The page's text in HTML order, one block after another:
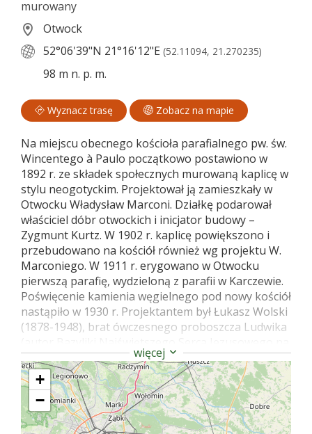
murowany
Otwock
52°06'39"N 21°16'12"E (52.11094, 21.270235)
98 m n. p. m.
Wyznacz trasę Zobacz na mapie
Na miejscu obecnego kościoła parafialnego pw. św.
Wincentego à Paulo początkowo postawiono w
1892 r. ze składek społecznych murowaną kaplicę w
stylu neogotyckim. Projektował ją zamieszkały w
Otwocku Władysław Marconi. Działkę podarował
właściciel dóbr otwockich i inicjator budowy –
Zygmunt Kurtz. W 1902 r. kaplicę powiększono i
przebudowano na kościół również wg projektu W.
Marconiego. W 1911 r. erygowano w Otwocku
pierwszą parafię, wydzieloną z parafii w Karczewie.
Poświęcenie kamienia węgielnego pod nowy kościół
nastąpiło w 1930 r. Projektantem był Łukasz Wolski
(1878-1948), brat ówczesnego proboszcza Ludwika
ul. Kawęczyńskiej w Warszawie i kaplicy w Zakładzie
Ociemniałych w Laskach). Rozbudowaną w stylu
modernistycznym świątynię poświęcił w 1935 r. bp
Stanisław Gal. Przed wojną ściana prezbiterium była
ażurowa, rano słońce oświetlało ołtarz. Po wojnie
więcej
+
−